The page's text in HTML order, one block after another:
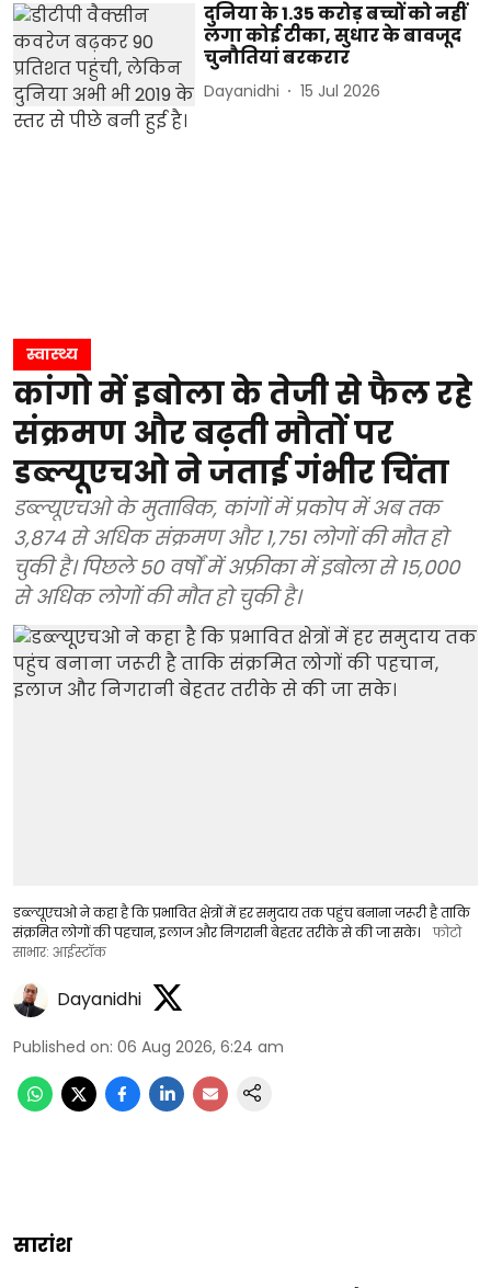
दुनिया के 1.35 करोड़ बच्चों को नहीं
लगा कोई टीका, सुधार के बावजूद
चुनौतियां बरकरार
Dayanidhi 15 Jul 2026
स्वास्थ्य
कांगो में इबोला के तेजी से फैल रहे
संक्रमण और बढ़ती मौतों पर
डब्ल्यूएचओ ने जताई गंभीर चिंता
डब्ल्यूएचओ के मुताबिक, कांगों में प्रकोप में अब तक
3,874 से अधिक संक्रमण और 1,751 लोगों की मौत हो
चुकी है। पिछले 50 वर्षों में अफ्रीका में इबोला से 15,000
से अधिक लोगों की मौत हो चुकी है।
डब्ल्यूएचओ ने कहा है कि प्रभावित क्षेत्रों में हर समुदाय तक पहुंच बनाना जरूरी है ताकि
संक्रमित लोगों की पहचान, इलाज और निगरानी बेहतर तरीके से की जा सके।
फोटो
साभार: आईस्टॉक
Dayanidhi
Published on: 06 Aug 2026, 6:24 am
सारांश